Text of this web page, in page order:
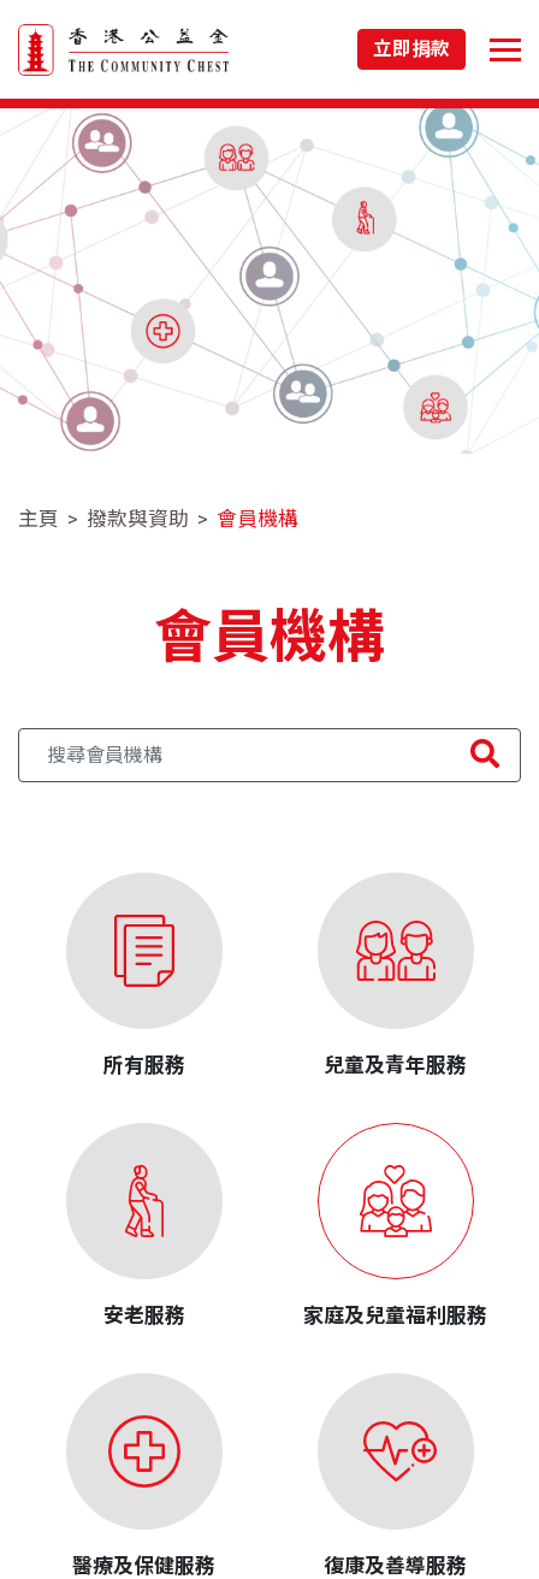
立即捐款
主頁 撥款與資助 會員機構
會員機構
所有服務 兒童及青年服務
安老服務 家庭及兒童福利服務
醫療及保健服務 復康及善導服務